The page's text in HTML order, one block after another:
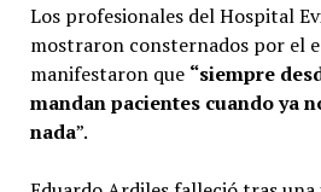
Los profesionales del Hospital
mostraron consternados por el
manifestaron que “siempre
mandan pacientes cuando ya
nada”.